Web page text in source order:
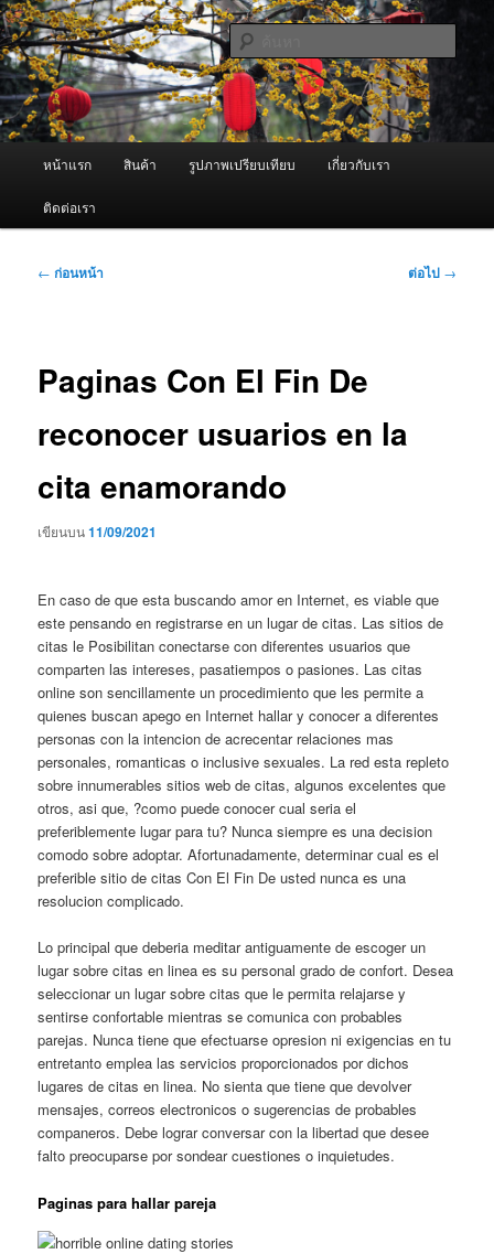
ข้าม
ไป
ยัง
เนื้อหา
หลัก ผู้นำเข้าเครื่องพ่นหมอกควัน Best
Fogger / Fogger One และ อะไหล่
จำหน่ายเครื่องพ่นหมอกควัน คุณภาพดี บริการด้วยความจริงใจ
หน้าแรก สินค้า รูปภาพเปรียบเทียบ เกี่ยวกับเรา
ติดต่อเรา
เมนู
← ก่อนหน้า ต่อไป →
Paginas Con El Fin De
reconocer usuarios en la
cita enamorando
เขียนบน11/09/2021
En caso de que esta buscando amor en Internet, es viable que
este pensando en registrarse en un lugar de citas. Las sitios de
citas le Posibilitan conectarse con diferentes usuarios que
comparten las intereses, pasatiempos o pasiones. Las citas
online son sencillamente un procedimiento que les permite a
quienes buscan apego en Internet hallar y conocer a diferentes
personas con la intencion de acrecentar relaciones mas
personales, romanticas o inclusive sexuales. La red esta repleto
sobre innumerables sitios web de citas, algunos excelentes que
otros, asi que, ?como puede conocer cual seria el
preferiblemente lugar para tu? Nunca siempre es una decision
comodo sobre adoptar. Afortunadamente, determinar cual es el
preferible sitio de citas Con El Fin De usted nunca es una
resolucion complicado.
Lo principal que deberia meditar antiguamente de escoger un
lugar sobre citas en linea es su personal grado de confort. Desea
seleccionar un lugar sobre citas que le permita relajarse y
sentirse confortable mientras se comunica con probables
parejas. Nunca tiene que efectuarse opresion ni exigencias en tu
entretanto emplea las servicios proporcionados por dichos
lugares de citas en linea. No sienta que tiene que devolver
mensajes, correos electronicos o sugerencias de probables
companeros. Debe lograr conversar con la libertad que desee
falto preocuparse por sondear cuestiones o inquietudes.
Paginas para hallar pareja